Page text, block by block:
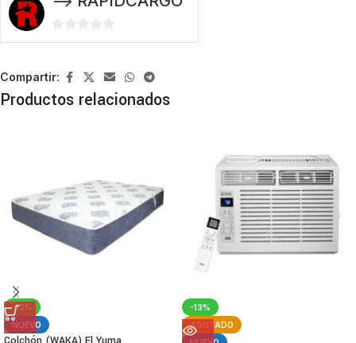
0
5
Compartir:
Productos relacionados
-12%
NUEVO
-13%
AGOTADO